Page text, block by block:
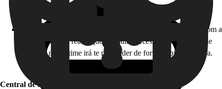
Horário de atendimento: 24 horas, todos os dias!
Como funciona: caso você não esteja disponível para falar com a
gente em tempo real, fique tranquilo! Acesse nossa Central de
Ajuda, e nosso time irá te responder de forma rápida e segura.
Central de ajuda (app)